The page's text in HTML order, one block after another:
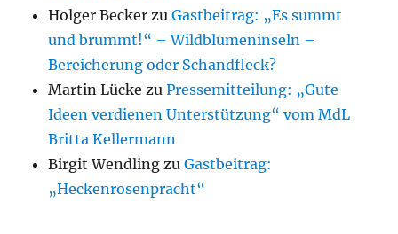
Holger Becker zuGastbeitrag: „Es summt
und brummt!“ – Wildblumeninseln –
Bereicherung oder Schandfleck?
Martin Lücke zuPressemitteilung: „Gute
Ideen verdienen Unterstützung“ vom MdL
Britta Kellermann
Birgit Wendling zuGastbeitrag:
„Heckenrosenpracht“